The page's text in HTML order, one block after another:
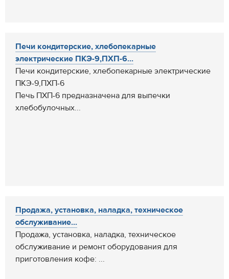
Печи кондитерские, хлебопекарные
электрические ПКЭ-9,ПХП-6...
Печи кондитерские, хлебопекарные электрические
ПКЭ-9,ПХП-6
Печь ПХП-6 предназначена для выпечки
хлебобулочных...
Продажа, установка, наладка, техническое
обслуживание...
Продажа, установка, наладка, техническое
обслуживание и ремонт оборудования для
приготовления кофе: ...